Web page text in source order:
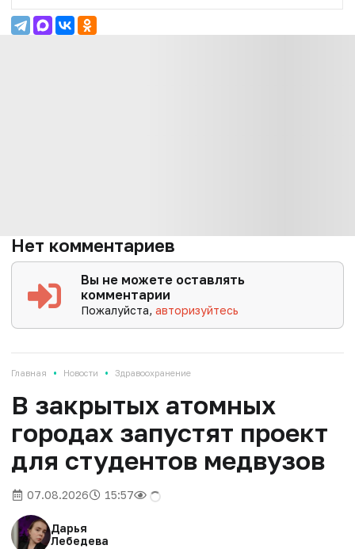
Нет комментариев
Вы не можете оставлять
комментарии
Пожалуйста,авторизуйтесь
Главная • Новости • Здравоохранение
В закрытых атомных
городах запустят проект
для студентов медвузов
07.08.2026 15:57
Дарья
Лебедева